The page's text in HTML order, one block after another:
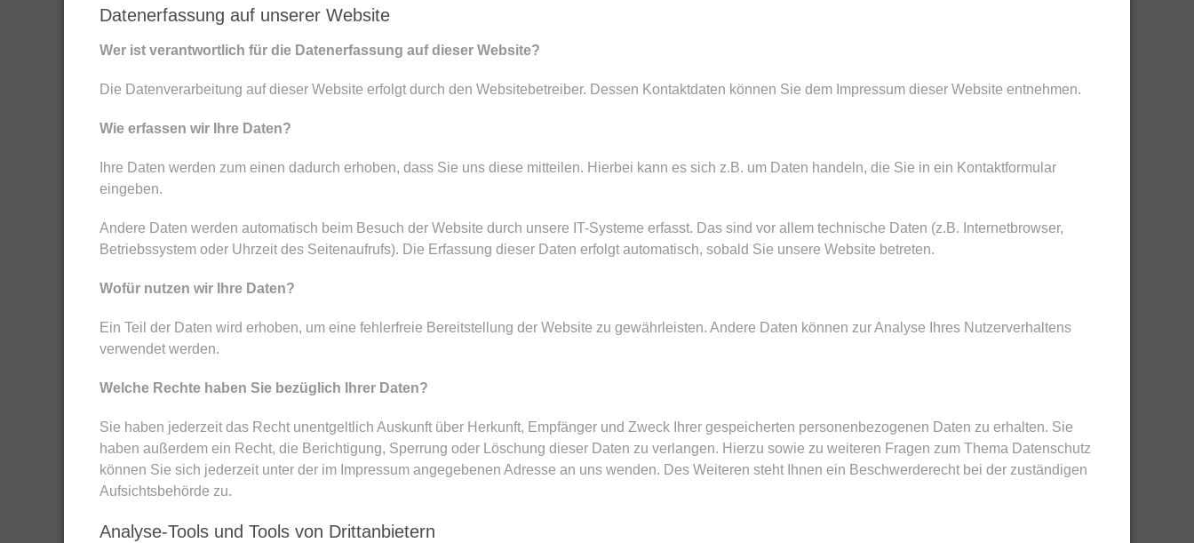
Datenerfassung auf unserer Website
Wer ist verantwortlich für die Datenerfassung auf dieser Website?
Die Datenverarbeitung auf dieser Website erfolgt durch den Websitebetreiber. Dessen Kontaktdaten können Sie dem Impressum dieser Website entnehmen.
Wie erfassen wir Ihre Daten?
Ihre Daten werden zum einen dadurch erhoben, dass Sie uns diese mitteilen. Hierbei kann es sich z.B. um Daten handeln, die Sie in ein Kontaktformular
eingeben.
Andere Daten werden automatisch beim Besuch der Website durch unsere IT-Systeme erfasst. Das sind vor allem technische Daten (z.B. Internetbrowser,
Betriebssystem oder Uhrzeit des Seitenaufrufs). Die Erfassung dieser Daten erfolgt automatisch, sobald Sie unsere Website betreten.
Wofür nutzen wir Ihre Daten?
Ein Teil der Daten wird erhoben, um eine fehlerfreie Bereitstellung der Website zu gewährleisten. Andere Daten können zur Analyse Ihres Nutzerverhaltens
verwendet werden.
Welche Rechte haben Sie bezüglich Ihrer Daten?
Sie haben jederzeit das Recht unentgeltlich Auskunft über Herkunft, Empfänger und Zweck Ihrer gespeicherten personenbezogenen Daten zu erhalten. Sie
haben außerdem ein Recht, die Berichtigung, Sperrung oder Löschung dieser Daten zu verlangen. Hierzu sowie zu weiteren Fragen zum Thema Datenschutz
können Sie sich jederzeit unter der im Impressum angegebenen Adresse an uns wenden. Des Weiteren steht Ihnen ein Beschwerderecht bei der zuständigen
Aufsichtsbehörde zu.
Analyse-Tools und Tools von Drittanbietern